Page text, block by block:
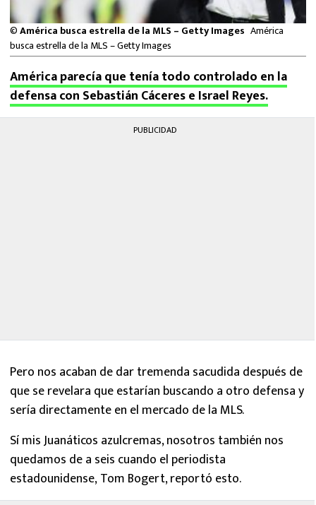
NFL
©América busca estrella de la MLS – Getty Images América
busca estrella de la MLS – Getty Images
América parecía que tenía todo controlado en la
defensa con Sebastián Cáceres e Israel Reyes.
PUBLICIDAD
Pero nos acaban de dar tremenda sacudida después de
que se revelara que estarían buscando a otro defensa y
sería directamente en el mercado de la MLS.
Sí mis Juanáticos azulcremas, nosotros también nos
quedamos de a seis cuando el periodista
estadounidense, Tom Bogert, reportó esto.